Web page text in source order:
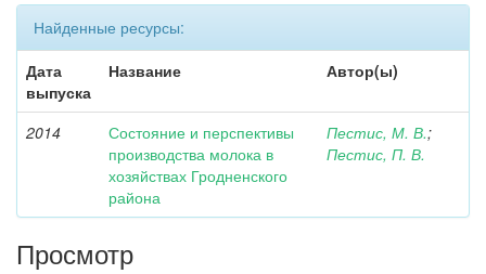
Найденные ресурсы:
Дата
выпуска
Название Автор(ы)
2014
Состояние и перспективы
производства молока в
хозяйствах Гродненского
района
Пестис, М. В.;
Пестис, П. В.
Просмотр